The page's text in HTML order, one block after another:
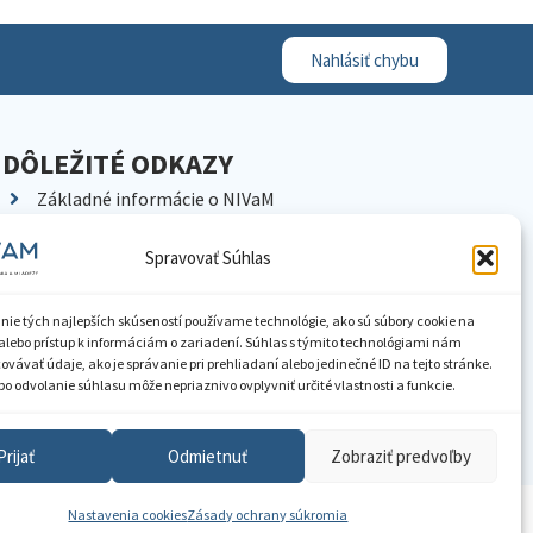
Spravovať Súhlas
tých najlepších skúseností používame technológie, ako sú súbory cookie na
prístup k informáciám o zariadení. Súhlas s týmito technológiami nám
údaje, ako je správanie pri prehliadaní alebo jedinečné ID na tejto stránke.
odvolanie súhlasu môže nepriaznivo ovplyvniť určité vlastnosti a funkcie.
Odmietnuť Zobraziť predvoľby
Nastavenia cookiesZásady ochrany súkromia
Nahlásiť chybu
DÔLEŽITÉ ODKAZY
Základné informácie o NIVaM
Kariéra
Pracoviská NIVaM
Dokumenty inštitúcie
informácií Nastavenia cookies